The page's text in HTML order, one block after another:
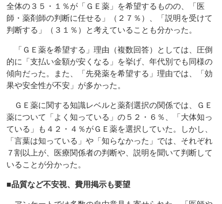
全体の３５・１％が「ＧＥ薬」を希望するものの、「医
師・薬剤師の判断に任せる」（２７％）、「説明を受けて
判断する」（３１％）と考えていることも分かった。
「ＧＥ薬を希望する」理由（複数回答）としては、圧倒
的に「支払い金額が安くなる」を挙げ、年代別でも同様の
傾向だった。また、「先発薬を希望する」理由では、「効
果や安全性が不安」が多かった。
ＧＥ薬に関する知識レベルと薬剤選択の関係では、ＧＥ
薬について「よく知っている」の５２・６％、「大体知っ
ている」も４２・４％がＧＥ薬を選択していた。しかし、
「言葉は知っている」や「知らなかった」では、それぞれ
７割以上が、医療関係者の判断や、説明を聞いて判断して
いることが分かった。
■品質など不安視、費用掲示も要望